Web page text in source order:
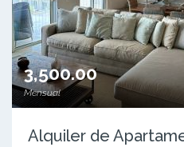
3,500.00
Mensual
Alquiler de